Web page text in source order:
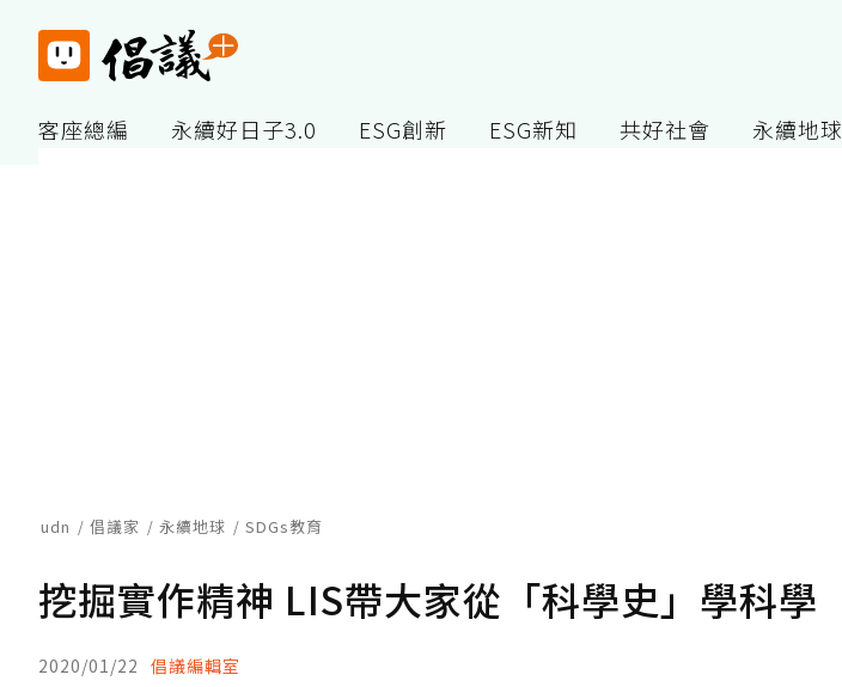
客座總編 永續好日子3.0 ESG創新 ESG新知 共好社會 永續地球
udn 倡議家 永續地球 SDGs教育
挖掘實作精神 LIS帶大家從「科學史」學科學
2020/01/22 倡議編輯室